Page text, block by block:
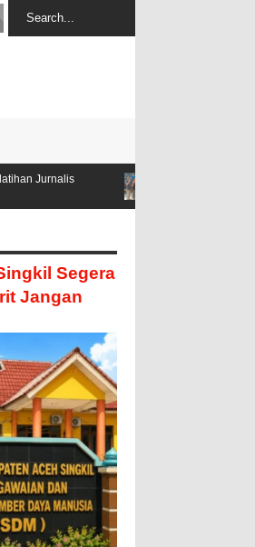
Parengge Rengge Mendatangi
Segera
Jangan